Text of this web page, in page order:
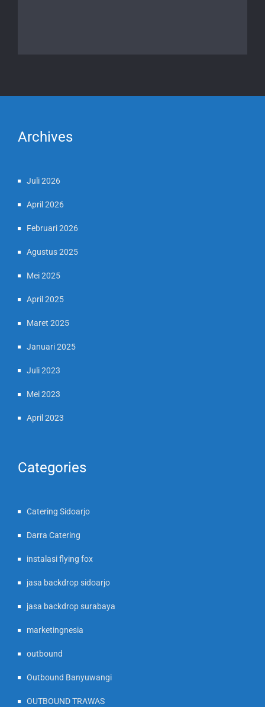
Archives
Juli 2026
April 2026
Februari 2026
Agustus 2025
Mei 2025
April 2025
Maret 2025
Januari 2025
Juli 2023
Mei 2023
April 2023
Categories
Catering Sidoarjo
Darra Catering
instalasi flying fox
jasa backdrop sidoarjo
jasa backdrop surabaya
marketingnesia
outbound
Outbound Banyuwangi
OUTBOUND TRAWAS